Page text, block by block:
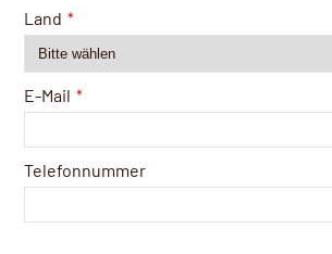
Land *
E-Mail *
Telefonnummer